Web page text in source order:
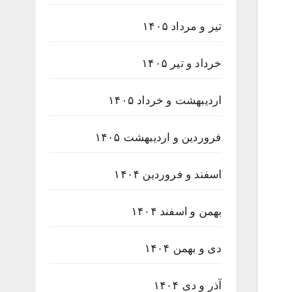
تیر و مرداد ۱۴۰۵
خرداد و تیر ۱۴۰۵
اردیبهشت و خرداد ۱۴۰۵
فروردین و اردیبهشت ۱۴۰۵
اسفند و فروردین ۱۴۰۴
بهمن و اسفند ۱۴۰۴
دی و بهمن ۱۴۰۴
آذر و دی ۱۴۰۴